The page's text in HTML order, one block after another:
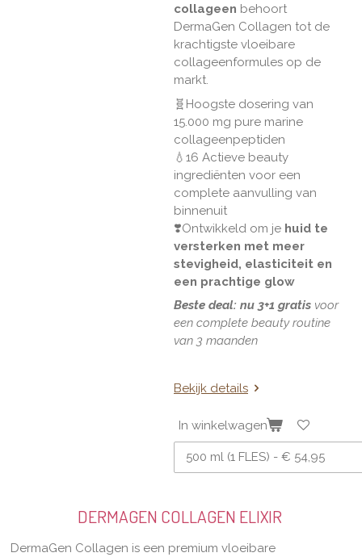
collageen behoort
DermaGen Collagen tot de
krachtigste vloeibare
collageenformules op de
markt.
🧬 Hoogste dosering van
15.000 mg pure marine
collageenpeptiden
💧 16 Actieve beauty
ingrediënten voor een
complete aanvulling van
binnenuit
❣️Ontwikkeld om je huid te
versterken met meer
stevigheid, elasticiteit en
een prachtige glow
Beste deal: nu 3+1 gratis voor
een complete beauty routine
van 3 maanden
Bekijk details
In winkelwagen
DERMAGEN COLLAGEN ELIXIR
DermaGen Collagen is een premium vloeibare